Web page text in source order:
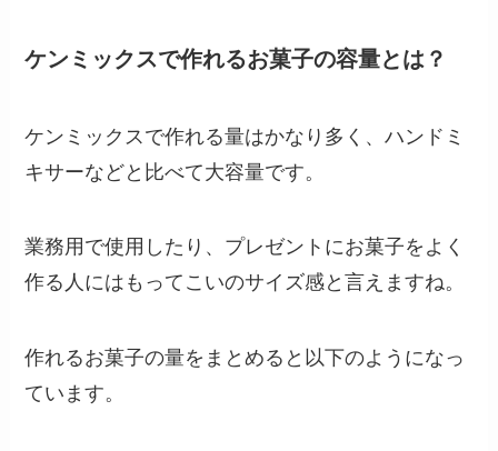
ケンミックスで作れるお菓子の容量とは？
ケンミックスで作れる量はかなり多く、ハンドミ
キサーなどと比べて大容量です。
業務用で使用したり、プレゼントにお菓子をよく
作る人にはもってこいのサイズ感と言えますね。
作れるお菓子の量をまとめると以下のようになっ
ています。